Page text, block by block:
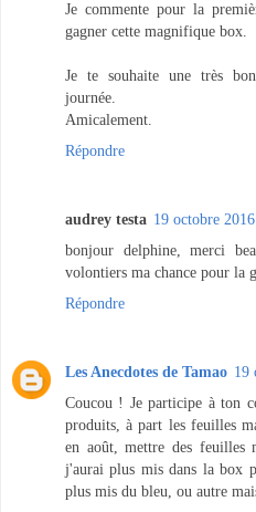
Je commente pour la
gagner cette magnifique box.
Je te souhaite une très
journée.
Amicalement.
Répondre
audrey testa 19 octobre
bonjour delphine, merci
volontiers ma chance pour la
Répondre
Les Anecdotes de Tamao 19
Coucou ! Je participe à ton
produits, à part les feuilles
en août, mettre des feuilles
j'aurai plus mis dans la box
plus mis du bleu, ou autre